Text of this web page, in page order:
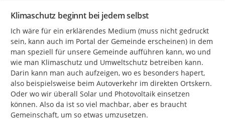
Klimaschutz beginnt bei jedem selbst
Ich wäre für ein erklärendes Medium (muss nicht gedruckt
sein, kann auch im Portal der Gemeinde erscheinen) in dem
man speziell für unsere Gemeinde aufführen kann, wo und
wie man Klimaschutz und Umweltschutz betreiben kann.
Darin kann man auch aufzeigen, wo es besonders hapert,
also beispielsweise beim Autoverkehr im direkten Ortskern.
Oder wo wir überall Solar und Photovoltaik einsetzen
können. Also da ist so viel machbar, aber es braucht
Gemeinschaft, um so etwas umzusetzen.